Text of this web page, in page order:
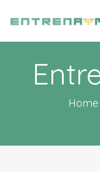
Home